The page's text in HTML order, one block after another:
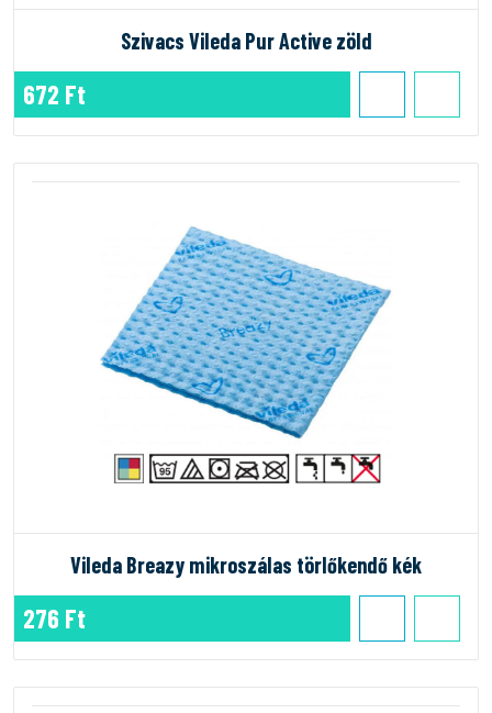
Szivacs Vileda Pur Active zöld
672 Ft
Vileda Breazy mikroszálas törlőkendő kék
276 Ft